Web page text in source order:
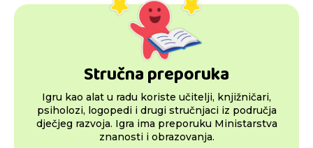
Stručna preporuka
Igru kao alat u radu koriste učitelji, knjižničari,
psiholozi, logopedi i drugi stručnjaci iz područja
dječjeg razvoja. Igra ima preporuku Ministarstva
znanosti i obrazovanja.